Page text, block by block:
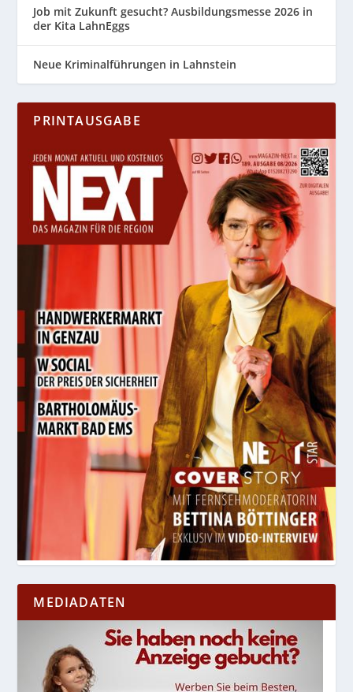
Job mit Zukunft gesucht? Ausbildungsmesse 2026 in
der Kita LahnEggs
Neue Kriminalführungen in Lahnstein
PRINTAUSGABE
MEDIADATEN